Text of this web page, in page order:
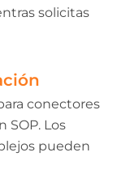
solicitas
conectores
SOP. Los
pueden